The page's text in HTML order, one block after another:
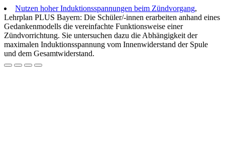
Nutzen hoher Induktionsspannungen beim Zündvorgang,
Lehrplan PLUS Bayern: Die Schüler/-innen erarbeiten anhand eines
Gedankenmodells die vereinfachte Funktionsweise einer
Zündvorrichtung. Sie untersuchen dazu die Abhängigkeit der
maximalen Induktionsspannung vom Innenwiderstand der Spule
und dem Gesamtwiderstand.